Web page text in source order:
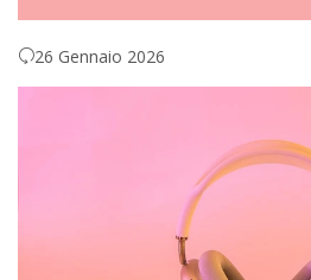
26 Gennaio 2026